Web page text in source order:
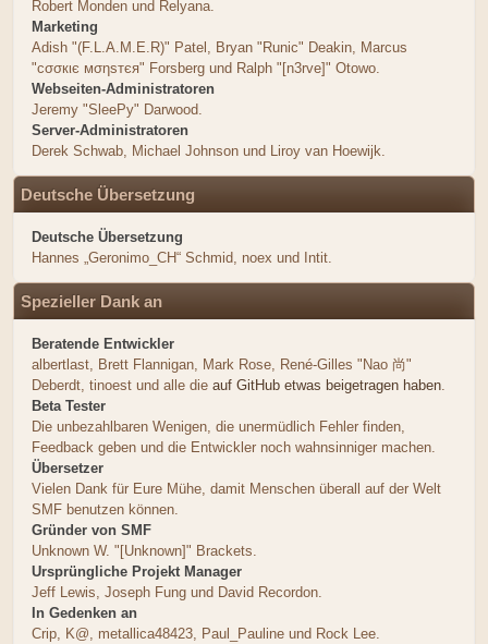
Robert Monden und Relyana.
Marketing
Adish "(F.L.A.M.E.R)" Patel, Bryan "Runic" Deakin, Marcus
"cσσкιє мσηѕтєя" Forsberg und Ralph "[n3rve]" Otowo.
Webseiten-Administratoren
Jeremy "SleePy" Darwood.
Server-Administratoren
Derek Schwab, Michael Johnson und Liroy van Hoewijk.
Deutsche Übersetzung
Deutsche Übersetzung
Hannes „Geronimo_CH“ Schmid, noex und Intit.
Spezieller Dank an
Beratende Entwickler
albertlast, Brett Flannigan, Mark Rose, René-Gilles "Nao 尚"
Deberdt, tinoest und alle die auf GitHub etwas beigetragen haben
Beta Tester
Die unbezahlbaren Wenigen, die unermüdlich Fehler finden,
Feedback geben und die Entwickler noch wahnsinniger machen.
Übersetzer
Vielen Dank für Eure Mühe, damit Menschen überall auf der Welt
SMF benutzen können.
Gründer von SMF
Unknown W. "[Unknown]" Brackets.
Ursprüngliche Projekt Manager
Jeff Lewis, Joseph Fung und David Recordon.
In Gedenken an
Crip, K@, metallica48423, Paul_Pauline und Rock Lee.